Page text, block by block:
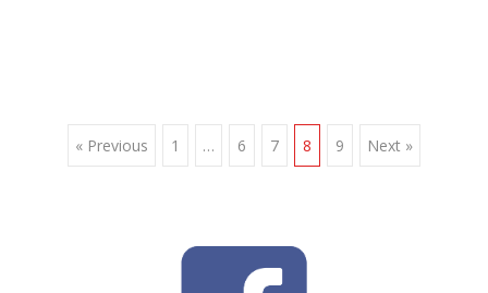
Posts
« Previous 1 … 6 7 8 9 Next »